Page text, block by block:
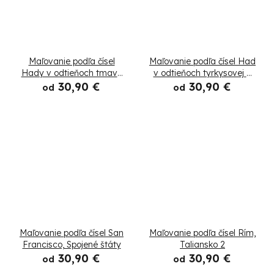
Maľovanie podľa čísel
Hady v odtieňoch tmavo
tyrkysovej
od 30,90 €
Maľovanie podľa čísel Had
v odtieňoch tyrkysovej a
oranžovej
od 30,90 €
Maľovanie podľa čísel San
Francisco, Spojené štáty
od 30,90 €
Maľovanie podľa čísel Rím,
Taliansko 2
od 30,90 €